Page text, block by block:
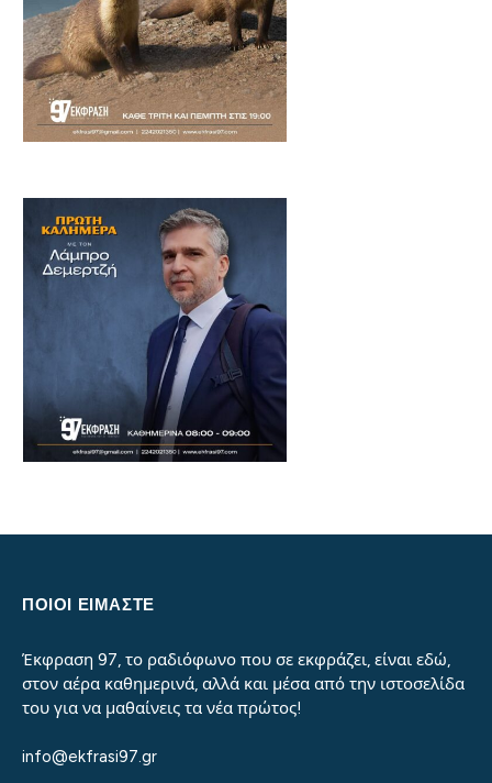
ΠΟΙΟΙ ΕΙΜΑΣΤΕ
Έκφραση 97, το ραδιόφωνο που σε εκφράζει, είναι εδώ,
στον αέρα καθημερινά, αλλά και μέσα από την ιστοσελίδα
του για να μαθαίνεις τα νέα πρώτος!
info@ekfrasi97.gr